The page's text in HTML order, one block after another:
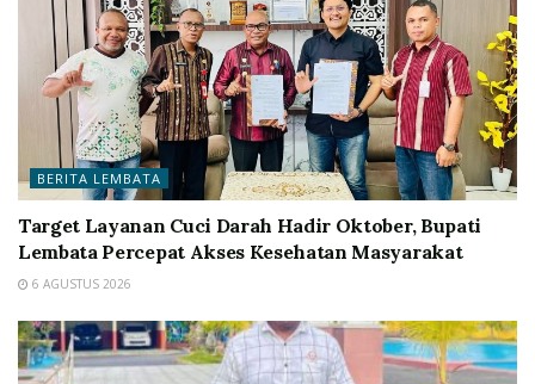
BERITA LEMBATA
Target Layanan Cuci Darah Hadir Oktober, Bupati
Lembata Percepat Akses Kesehatan Masyarakat
6 AGUSTUS 2026